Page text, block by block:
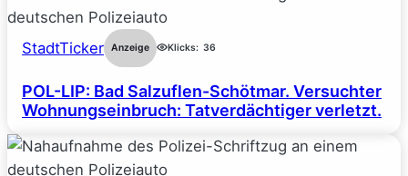
StadtTicker Anzeige Klicks: 36
POL-LIP: Bad Salzuflen-Schötmar. Versuchter
Wohnungseinbruch: Tatverdächtiger verletzt.